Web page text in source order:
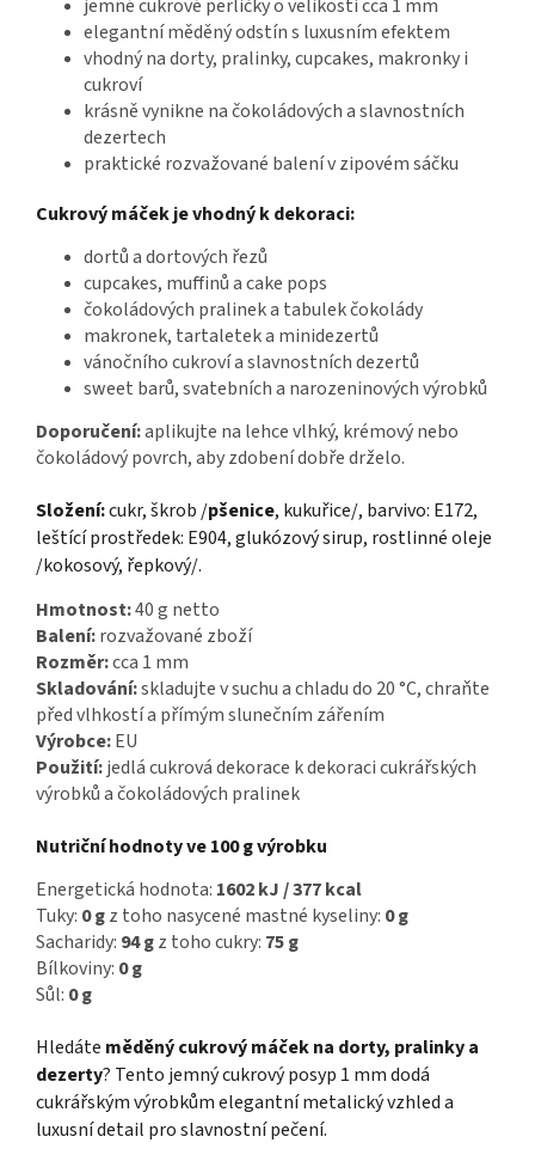
jemné cukrové perličky o velikosti cca 1 mm
elegantní měděný odstín s luxusním efektem
vhodný na dorty, pralinky, cupcakes, makronky i
cukroví
krásně vynikne na čokoládových a slavnostních
dezertech
praktické rozvažované balení v zipovém sáčku
Cukrový máček je vhodný k dekoraci:
dortů a dortových řezů
cupcakes, muffinů a cake pops
čokoládových pralinek a tabulek čokolády
makronek, tartaletek a minidezertů
vánočního cukroví a slavnostních dezertů
sweet barů, svatebních a narozeninových výrobků
Doporučení:aplikujte na lehce vlhký, krémový nebo
čokoládový povrch, aby zdobení dobře drželo.
Složení:cukr, škrob /pšenice, kukuřice/, barvivo: E172,
leštící prostředek: E904, glukózový sirup, rostlinné oleje
/kokosový, řepkový/.
Hmotnost:40 g netto
Balení:rozvažované zboží
Rozměr:cca 1 mm
Skladování:skladujte v suchu a chladu do 20 °C, chraňte
před vlhkostí a přímým slunečním zářením
Výrobce:EU
Použití:jedlá cukrová dekorace k dekoraci cukrářských
výrobků a čokoládových pralinek
Nutriční hodnoty ve 100 g výrobku
Energetická hodnota: 1602 kJ / 377 kcal
Tuky: 0 gz toho nasycené mastné kyseliny: 0 g
Sacharidy: 94 gz toho cukry: 75 g
Bílkoviny: 0 g
Sůl: 0 g
Hledáte měděný cukrový máček na dorty, pralinky a
dezerty? Tento jemný cukrový posyp 1 mm dodá
cukrářským výrobkům elegantní metalický vzhled a
luxusní detail pro slavnostní pečení.